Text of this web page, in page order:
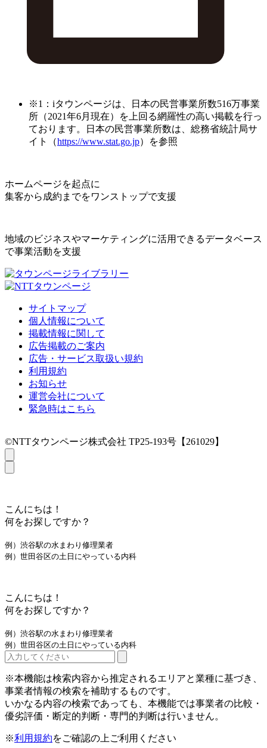
※1：iタウンページは、日本の民営事業所数516万事業
所（2021年6月現在）を上回る網羅性の高い掲載を行っ
ております。日本の民営事業所数は、総務省統計局サ
イト（https://www.stat.go.jp）を参照
ホームページを起点に
集客から成約までをワンストップで支援
地域のビジネスやマーケティングに活用できるデータベース
で事業活動を支援
サイトマップ
個人情報について
掲載情報に関して
広告掲載のご案内
広告・サービス取扱い規約
利用規約
お知らせ
運営会社について
緊急時はこちら
©NTTタウンページ株式会社 TP25-193号【261029】
こんにちは！
何をお探しですか？
例）渋谷駅の水まわり修理業者
例）世田谷区の土日にやっている内科
こんにちは！
何をお探しですか？
例）渋谷駅の水まわり修理業者
例）世田谷区の土日にやっている内科
※本機能は検索内容から推定されるエリアと業種に基づき、
事業者情報の検索を補助するものです。
いかなる内容の検索であっても、本機能では事業者の比較・
優劣評価・断定的判断・専門的判断は行いません。
※利用規約をご確認の上ご利用ください